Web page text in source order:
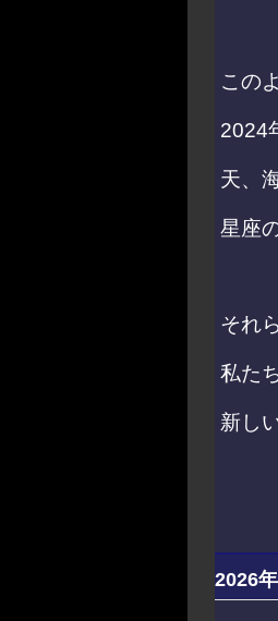
この
2024
天、
星座
それ
私た
新し
2026